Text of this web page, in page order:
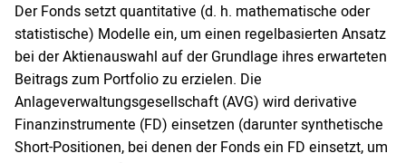
Der Fonds setzt quantitative (d. h. mathematische oder
statistische) Modelle ein, um einen regelbasierten Ansatz
bei der Aktienauswahl auf der Grundlage ihres erwarteten
Beitrags zum Portfolio zu erzielen. Die
Anlageverwaltungsgesellschaft (AVG) wird derivative
Finanzinstrumente (FD) einsetzen (darunter synthetische
Short-Positionen, bei denen der Fonds ein FD einsetzt, um